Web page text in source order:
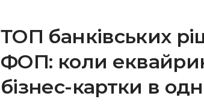
ТОП банківських
ФОП: коли
бізнес-картки в